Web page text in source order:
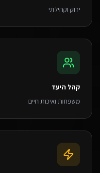
ירוק וקהילתי
קהל היעד
משפחות ואיכות חיים